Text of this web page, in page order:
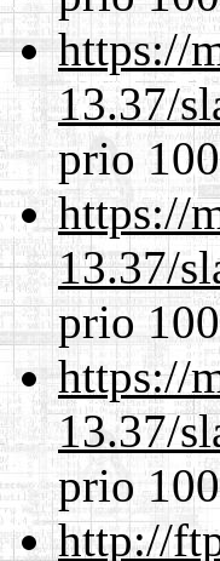
https://
13.37/
prio
https://
13.37/
prio
https://
13.37/
prio
http://